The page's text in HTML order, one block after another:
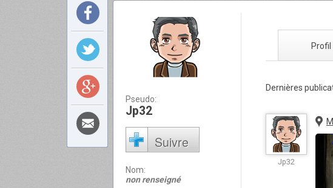
Pseudo:
Jp32
Suivre
Nom:
non renseigné
Profil
Dernières
Jp32